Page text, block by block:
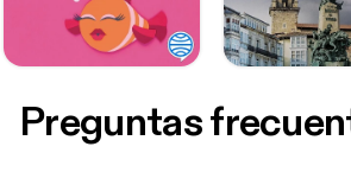
Preguntas